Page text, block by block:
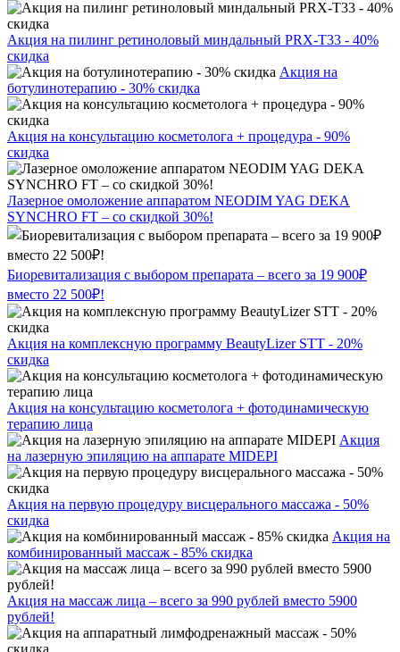
Акция на пилинг ретиноловый миндальный PRX-T33 - 40%
скидка
Акция на
ботулинотерапию - 30% скидка
Акция на консультацию косметолога + процедура - 90%
скидка
Лазерное омоложение аппаратом NEODIM YAG DEKA
SYNCHRO FT – со скидкой 30%!
Биоревитализация с выбором препарата – всего за 19 900₽
вместо 22 500₽!
Акция на комплексную программу BeautyLizer STT - 20%
скидка
Акция на консультацию косметолога + фотодинамическую
терапию лица
Акция
на лазерную эпиляцию на аппарате MIDEPI
Акция на первую процедуру висцерального массажа - 50%
скидка
Акция на
комбинированный массаж - 85% скидка
Акция на массаж лица – всего за 990 рублей вместо 5900
рублей!